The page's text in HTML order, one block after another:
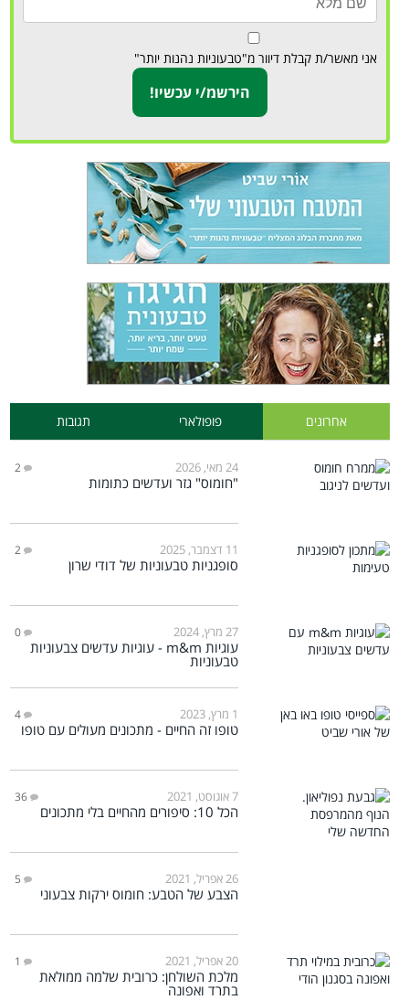
אני מאשר/ת קבלת דיוור מ"טבעוניות נהנות יותר"
אחרונים פופולארי תגובות
24 מאי, 2026 2
"חומוס" גזר ועדשים כתומות
11 דצמבר, 2025 2
סופגניות טבעוניות של דודי שרון
27 מרץ, 2024 0
עוגיות m&m - עוגיות עדשים צבעוניות
טבעוניות
1 מרץ, 2023 4
טופו זה החיים - מתכונים מעולים עם טופו
7 אוגוסט, 2021 36
הכל 10: סיפורים מהחיים בלי מתכונים
26 אפריל, 2021 5
הצבע של הטבע: חומוס ירקות צבעוני
20 אפריל, 2021 1
מלכת השולחן: כרובית שלמה ממולאת
בתרד ואפונה